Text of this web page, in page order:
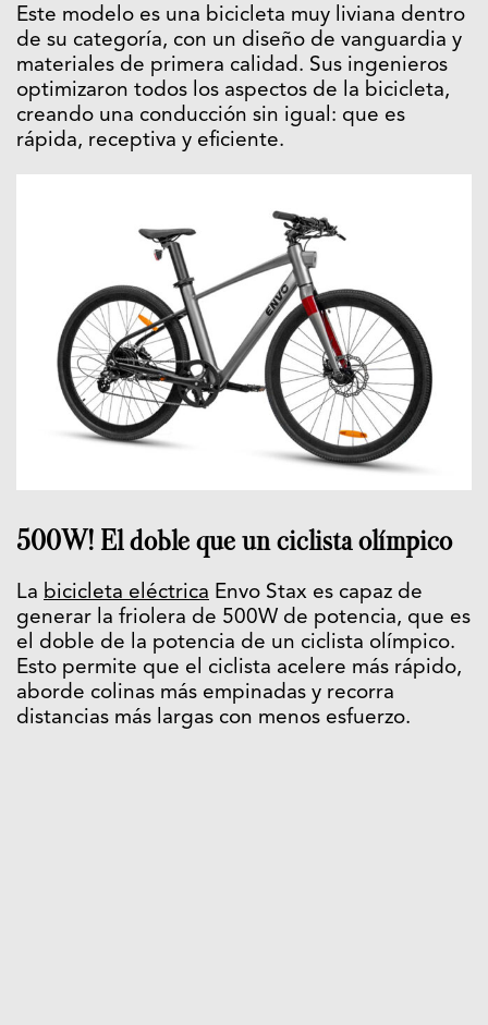
Este modelo es una bicicleta muy liviana dentro
de su categoría, con un diseño de vanguardia y
materiales de primera calidad. Sus ingenieros
optimizaron todos los aspectos de la bicicleta,
creando una conducción sin igual: que es
rápida, receptiva y eficiente.
500W! El doble que un ciclista olímpico
La bicicleta eléctrica Envo Stax es capaz de
generar la friolera de 500W de potencia, que es
el doble de la potencia de un ciclista olímpico.
Esto permite que el ciclista acelere más rápido,
aborde colinas más empinadas y recorra
distancias más largas con menos esfuerzo.